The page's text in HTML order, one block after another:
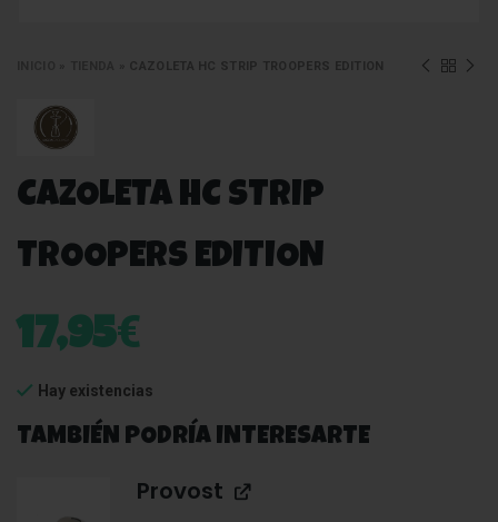
CAZOLETA HC STRIP TROOPERS EDITION
CAZOLETA HC STRIP
TROOPERS EDITION
17,95€
Hay existencias
TAMBIÉN PODRÍA INTERESARTE
Provost